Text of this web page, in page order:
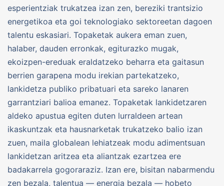
esperientziak trukatzea izan zen, bereziki trantsizio
energetikoa eta goi teknologiako sektoreetan dagoen
talentu eskasiari. Topaketak aukera eman zuen,
halaber, dauden erronkak, egiturazko mugak,
ekoizpen-ereduak eraldatzeko beharra eta gaitasun
berrien garapena modu irekian partekatzeko,
lankidetza publiko pribatuari eta sareko lanaren
garrantziari balioa emanez. Topaketak lankidetzaren
aldeko apustua egiten duten lurraldeen artean
ikaskuntzak eta hausnarketak trukatzeko balio izan
zuen, maila globalean lehiatzeak modu adimentsuan
lankidetzan aritzea eta aliantzak ezartzea ere
badakarrela gogoraraziz. Izan ere, bisitan nabarmendu
zen bezala, talentua — energia bezala — hobeto